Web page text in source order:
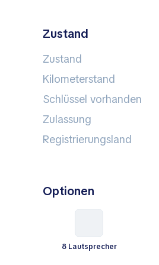
Zustand
Zustand
Kilometerstand
Schlüssel vorhanden
Zulassung
Registrierungsland
Optionen
8 Lautsprecher